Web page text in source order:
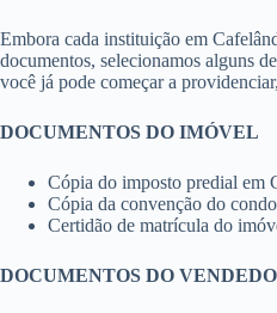
Embora cada instituição em
documentos, selecionamos alguns
você já pode começar a
DOCUMENTOS DO IMÓVEL
Cópia do imposto predial em
Cópia da convenção do
Certidão de matrícula do
DOCUMENTOS DO